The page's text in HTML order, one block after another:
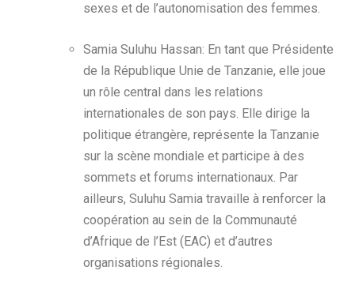
sexes et de l’autonomisation des femmes.
Samia Suluhu Hassan: En tant que Présidente
de la République Unie de Tanzanie, elle joue
un rôle central dans les relations
internationales de son pays. Elle dirige la
politique étrangère, représente la Tanzanie
sur la scène mondiale et participe à des
sommets et forums internationaux. Par
ailleurs, Suluhu Samia travaille à renforcer la
coopération au sein de la Communauté
d’Afrique de l’Est (EAC) et d’autres
organisations régionales.